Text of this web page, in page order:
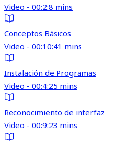
Video - 00:2:8 mins
Conceptos Básicos
Video - 00:10:41 mins
Instalación de Programas
Video - 00:4:25 mins
Reconocimiento de interfaz
Video - 00:9:23 mins